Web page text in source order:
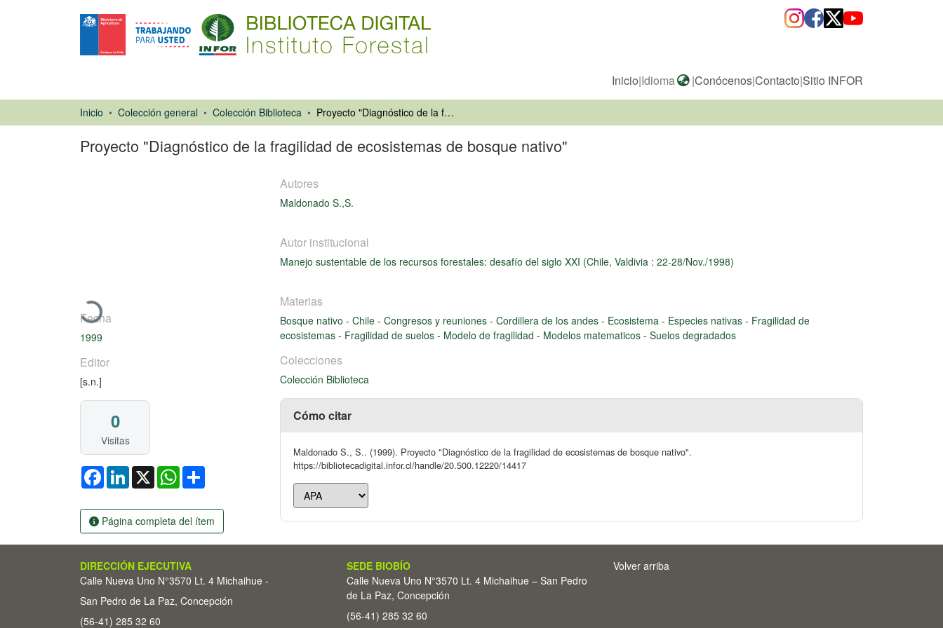
Inicio|Idioma |Conócenos|Contacto|Sitio INFOR
Inicio Colección general Colección Biblioteca Proyecto "Diagnóstico de la fragilidad de ecosistemas de bosque nativo"
Proyecto "Diagnóstico de la fragilidad de ecosistemas de bosque nativo"
Cargando...
Fecha
1999
Editor
[s.n.]
0
Visitas
FacebookLinkedIn
X WhatsApp
Página completa del ítem
Autores
Maldonado S.,S.
Autor institucional
Manejo sustentable de los recursos forestales: desafío del siglo XXI (Chile, Valdivia : 22-28/Nov./1998)
Materias
Bosque nativo - Chile - Congresos y reuniones - Cordillera de los andes - Ecosistema - Especies nativas - Fragilidad de
ecosistemas - Fragilidad de suelos - Modelo de fragilidad - Modelos matematicos - Suelos degradados
Colecciones
Colección Biblioteca
Cómo citar
Maldonado S., S.. (1999). Proyecto "Diagnóstico de la fragilidad de ecosistemas de bosque nativo".
https://bibliotecadigital.infor.cl/handle/20.500.12220/14417
DIRECCIÓN EJECUTIVA
Calle Nueva Uno N°3570 Lt. 4 Michaihue -
San Pedro de La Paz, Concepción
(56-41) 285 32 60
SEDE BIOBÍO
Calle Nueva Uno N°3570 Lt. 4 Michaihue – San Pedro
de La Paz, Concepción
(56-41) 285 32 60
Volver arriba